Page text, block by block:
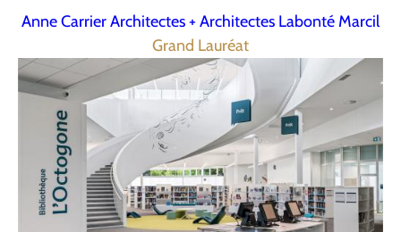
Anne Carrier Architectes + Architectes Labonté Marcil
Grand Lauréat